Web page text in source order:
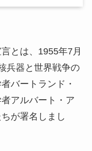
とは、1955年7月
兵器と世界戦争の
バートランド・
アルバート・ア
が署名しまし